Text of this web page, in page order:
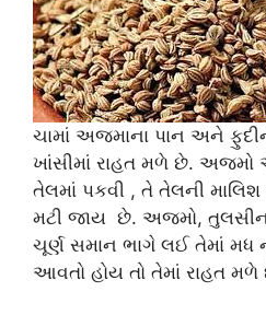
ચામાં અજમાના પાન અને
ખાંસીમાં રાહત મળે છે.
તેલમાં પકવી , તે તેલની માલિશ
મટી જાય છે. અજમો,
ચૂર્ણ સમાન ભાગે લઈ તેમાં મધ
આવતો હોય તો તેમાં રાહત મળે